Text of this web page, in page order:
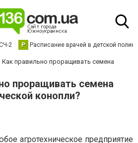
2 Р Расписание врачей в детской
Как правильно проращивать семена
проращивать семена
конопли?
агротехническое предприятие